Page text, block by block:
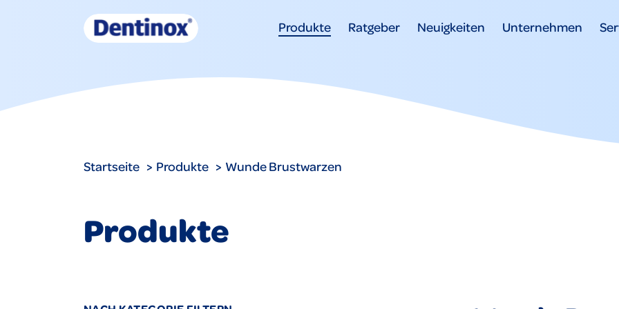
Produkte Ratgeber Neuigkeiten Unternehmen
Startseite Produkte Wunde Brustwarzen
Produkte